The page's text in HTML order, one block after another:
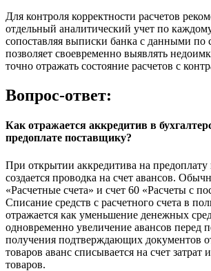
Для контроля корректности расчетов
отдельный аналитический учет по
сопоставляя выписки банка с данными по
позволяет своевременно выявлять
точно отражать состояние расчетов с
Вопрос-ответ:
Как отражается аккредитив в
предоплате поставщику?
При открытии аккредитива на
создается проводка на счет авансов.
«Расчетные счета» и счет 60 «Расчеты с
Списание средств с расчетного счета в
отражается как уменьшение денежных
одновременно увеличение авансов перед
получения подтверждающих документов
товаров аванс списывается на счет затрат
товаров.